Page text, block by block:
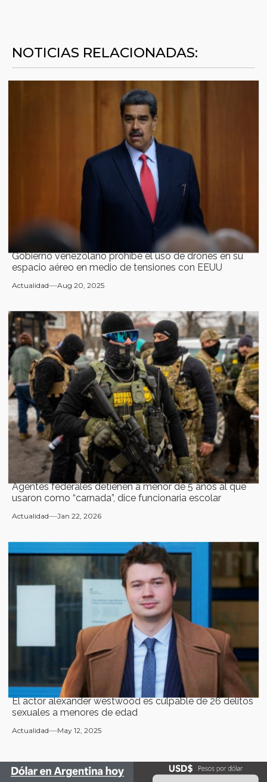
NOTICIAS RELACIONADAS:
Gobierno venezolano prohíbe el uso de drones en su
espacio aéreo en medio de tensiones con EEUU
Actualidad Aug 20, 2025
Agentes federales detienen a menor de 5 años al que
usaron como “carnada”, dice funcionaria escolar
Actualidad Jan 22, 2026
El actor alexander westwood es culpable de 26 delitos
sexuales a menores de edad
Actualidad May 12, 2025